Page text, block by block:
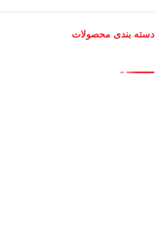
دسته بندی محصولات